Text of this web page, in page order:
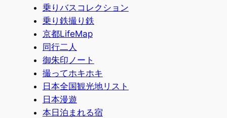
乗りバスコレクション
乗り鉄撮り鉄
京都LifeMap
同行二人
御朱印ノート
撮ってホキホキ
日本全国観光地リスト
日本漫遊
本日泊まれる宿